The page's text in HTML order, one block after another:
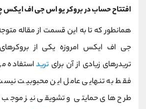
افتتاح حساب در بروکر یو اس جی اف ایکس
همانطور که تا به این قسمت از مقاله
جی اف ایکس امروزه یکی از
تریدرهای زیادی از آن برای تریداستفاده
فقط به تنهایی عامل این محبوبیت نیست
طرح های حمایتی و تشویقی نیز موجب